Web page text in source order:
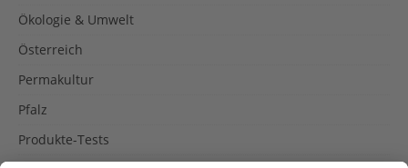
Ökologie & Umwelt
Österreich
Permakultur
Pfalz
Produkte-Tests